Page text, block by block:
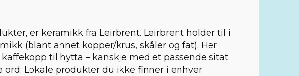
er keramikk fra Leirbrent. Leirbrent holder til i
(blant annet kopper/krus, skåler og fat). Her
til hytta – kanskje med et passende sitat
ord: Lokale produkter du ikke finner i enhver